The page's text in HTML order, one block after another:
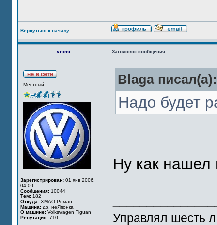
Вернуться к началу
vromi Заголовок сообщения:
Местный
Зарегистрирован: 01 янв 2006,
04:00
Сообщения: 10044
Тем: 182
Откуда: ХМАО Роман
Машина: др. неЯпонка
О машине: Volkswagen Tiguan
Репутация: 710
Blaga писал(а):
Надо будет
Ну как нашел
Управлял шесть